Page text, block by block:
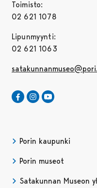
Toimisto:
02 621 1078
Lipunmyynti:
02 621 1063
Satakunnan Museo
Avautuu uudessa
Satakunnan
Avautuu
Porin kaupunki
Porin museot
Satakunnan Museon